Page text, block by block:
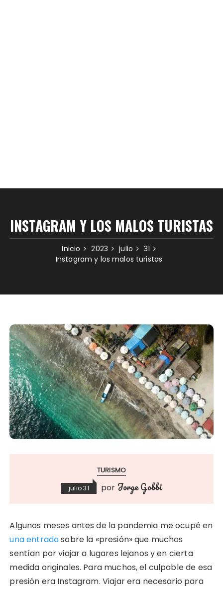
INSTAGRAM Y LOS MALOS TURISTAS
Inicio 2023 julio
31
Instagram y los malos turistas
TURISMO
julio 31 por Jorge Gobbi
Algunos meses antes de la pandemia me ocupé en
una entradasobre la «presión» que muchos
sentían por viajar a lugares lejanos y en cierta
medida originales. Para muchos, el culpable de esa
presión era Instagram. Viajar era necesario para